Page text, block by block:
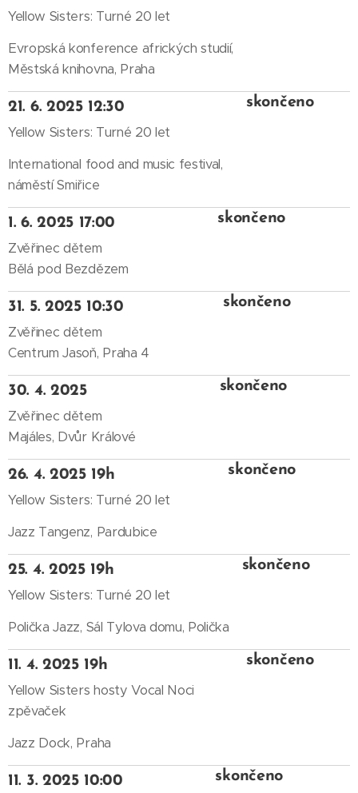
Yellow Sisters: Turné 20 let
Evropská konference afrických studií,
Městská knihovna, Praha
21. 6. 2025 12:30
Yellow Sisters: Turné 20 let
International food and music festival,
náměstí Smiřice
skončeno
1. 6. 2025 17:00
Zvěřinec dětem
Bělá pod Bezdězem
skončeno
31. 5. 2025 10:30
Zvěřinec dětem
Centrum Jasoň, Praha 4
skončeno
30. 4. 2025
Zvěřinec dětem
Majáles, Dvůr Králové
skončeno
26. 4. 2025 19h
Yellow Sisters: Turné 20 let
Jazz Tangenz, Pardubice
skončeno
25. 4. 2025 19h
Yellow Sisters: Turné 20 let
Polička Jazz, Sál Tylova domu, Polička
skončeno
11. 4. 2025 19h
Yellow Sisters hosty Vocal Noci
zpěvaček
Jazz Dock, Praha
skončeno
11. 3. 2025 10:00 skončeno